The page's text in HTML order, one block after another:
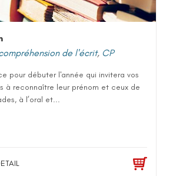
de l'écrit, CP
pour débuter l'année qui invitera vos
à reconnaître leur prénom et ceux de
à l’oral et...